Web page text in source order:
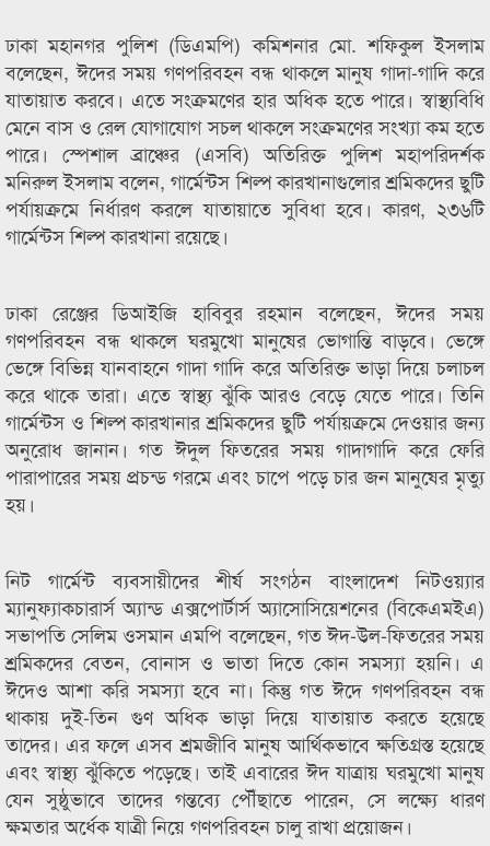
ঢাকা মহানগর পুলিশ (ডিএমপি) কমিশনার মো. শফিকুল ইসলাম
বলেছেন, ঈদের সময় গণপরিবহন বন্ধ থাকলে মানুষ গাদা-গাদি করে
যাতায়াত করবে। এতে সংক্রমণের হার অধিক হতে পারে। স্বাস্থ্যবিধি
মেনে বাস ও রেল যোগাযোগ সচল থাকলে সংক্রমণের সংখ্যা কম হতে
পারে। স্পেশাল ব্রাঞ্চের (এসবি) অতিরিক্ত পুলিশ মহাপরিদর্শক
মনিরুল ইসলাম বলেন, গার্মেন্টস শিল্প কারখানাগুলোর শ্রমিকদের ছুটি
পর্যায়ক্রমে নির্ধারণ করলে যাতায়াতে সুবিধা হবে। কারণ, ২৩৬টি
গার্মেন্টস শিল্প কারখানা রয়েছে।
ঢাকা রেঞ্জের ডিআইজি হাবিবুর রহমান বলেছেন, ঈদের সময়
গণপরিবহন বন্ধ থাকলে ঘরমুখো মানুষের ভোগান্তি বাড়বে। ভেঙ্গে
ভেঙ্গে বিভিন্ন যানবাহনে গাদা গাদি করে অতিরিক্ত ভাড়া দিয়ে চলাচল
করে থাকে তারা। এতে স্বাস্থ্য ঝুঁকি আরও বেড়ে যেতে পারে। তিনি
গার্মেন্টস ও শিল্প কারখানার শ্রমিকদের ছুটি পর্যায়ক্রমে দেওয়ার জন্য
অনুরোধ জানান। গত ঈদুল ফিতরের সময় গাদাগাদি করে ফেরি
পারাপারের সময় প্রচন্ড গরমে এবং চাপে পড়ে চার জন মানুষের মৃত্যু
হয়।
নিট গার্মেন্ট ব্যবসায়ীদের শীর্ষ সংগঠন বাংলাদেশ নিটওয়্যার
ম্যানুফ্যাকচারার্স অ্যান্ড এক্সপোর্টার্স অ্যাসোসিয়েশনের (বিকেএমইএ)
সভাপতি সেলিম ওসমান এমপি বলেছেন, গত ঈদ-উল-ফিতরের সময়
শ্রমিকদের বেতন, বোনাস ও ভাতা দিতে কোন সমস্যা হয়নি। এ
ঈদেও আশা করি সমস্যা হবে না। কিন্তু গত ঈদে গণপরিবহন বন্ধ
থাকায় দুই-তিন গুণ অধিক ভাড়া দিয়ে যাতায়াত করতে হয়েছে
তাদের। এর ফলে এসব শ্রমজীবি মানুষ আর্থিকভাবে ক্ষতিগ্রস্ত হয়েছে
এবং স্বাস্থ্য ঝুঁকিতে পড়েছে। তাই এবারের ঈদ যাত্রায় ঘরমুখো মানুষ
যেন সুষ্ঠুভাবে তাদের গন্তব্যে পৌঁছাতে পারেন, সে লক্ষ্যে ধারণ
ক্ষমতার অর্ধেক যাত্রী নিয়ে গণপরিবহন চালু রাখা প্রয়োজন।